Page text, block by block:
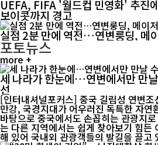
UEFA, FIFA '월드컵 민영화' 추진
보이콧까지 경고
실점 2분 만에 역전…연변룽딩, 메
포토뉴스
more +
세 나라가 한눈에…연변에서만 만
선
[인터내셔널포커스] 중국 길림성 연변
만강, 국경지대가 어우러진 독특한 자연
바탕으로 중국에서도 손꼽히는 관광지
는 다른 지역에서는 쉽게 찾아보기 힘든